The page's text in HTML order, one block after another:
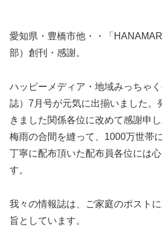
愛知県・豊橋市他・・「
部）創刊・感謝。
ハッピーメディア・地域みっちゃ
誌）7月号が元気に出揃いました。
きました関係各位に改めて感謝申
梅雨の合間を縫って、1000万世帯
丁寧に配布頂いた配布員各位には
す。
我々の情報誌は、ご家庭のポスト
旨としています。